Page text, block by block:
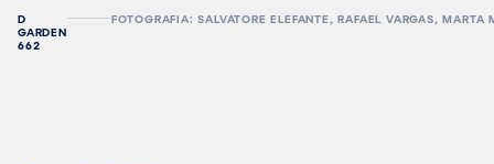
D
GARDEN
662
FOTOGRAFIA: SALVATORE ELEFANTE, RAFAEL VARGAS, MARTA